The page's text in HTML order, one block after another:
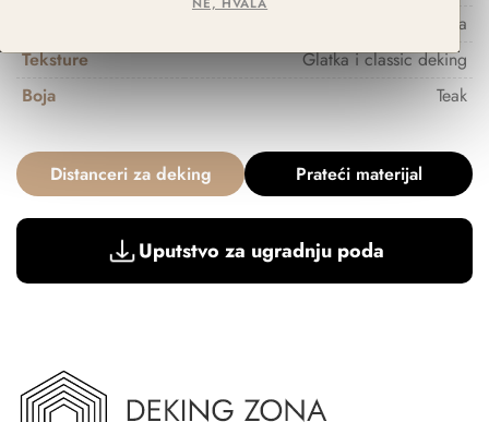
Dvostrana
Teksture
Glatka i classic deking
Boja
Teak
Distanceri za deking Prateći materijal
Uputstvo za ugradnju poda